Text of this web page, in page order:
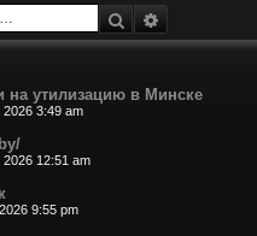
Rechercher
на утилизацию в Минске
3:49 am
12:51 am
9:55 pm